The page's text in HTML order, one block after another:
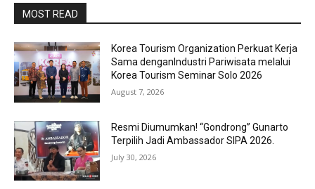
MOST READ
Korea Tourism Organization Perkuat Kerja
Sama denganIndustri Pariwisata melalui
Korea Tourism Seminar Solo 2026
August 7, 2026
Resmi Diumumkan! “Gondrong” Gunarto
Terpilih Jadi Ambassador SIPA 2026.
July 30, 2026